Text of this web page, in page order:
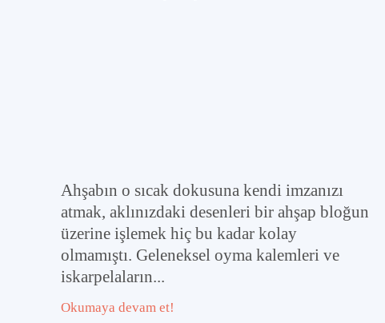
Ahşabın o sıcak dokusuna kendi imzanızı
atmak, aklınızdaki desenleri bir ahşap bloğun
üzerine işlemek hiç bu kadar kolay
olmamıştı. Geleneksel oyma kalemleri ve
iskarpelaların...
Okumaya devam et!